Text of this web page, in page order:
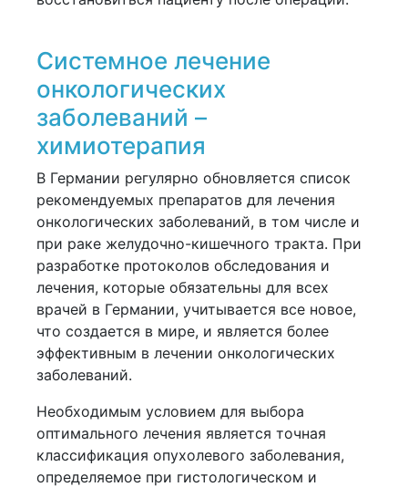
Системное лечение
онкологических
заболеваний –
химиотерапия
В Германии регулярно обновляется список
рекомендуемых препаратов для лечения
онкологических заболеваний, в том числе и
при раке желудочно-кишечного тракта. При
разработке протоколов обследования и
лечения, которые обязательны для всех
врачей в Германии, учитывается все новое,
что создается в мире, и является более
эффективным в лечении онкологических
заболеваний.
Необходимым условием для выбора
оптимального лечения является точная
классификация опухолевого заболевания,
определяемое при гистологическом и